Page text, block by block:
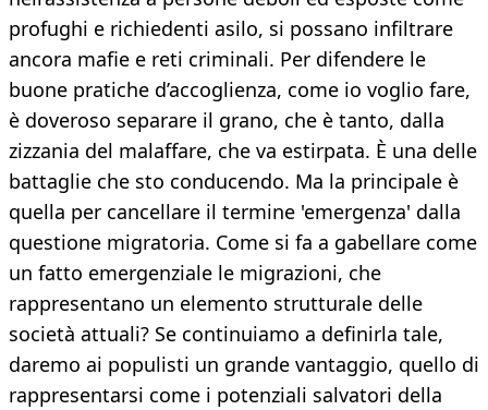
profughi e richiedenti asilo, si possano infiltrare
ancora mafie e reti criminali. Per difendere le
buone pratiche d’accoglienza, come io voglio fare,
è doveroso separare il grano, che è tanto, dalla
zizzania del malaffare, che va estirpata. È una delle
battaglie che sto conducendo. Ma la principale è
quella per cancellare il termine 'emergenza' dalla
questione migratoria. Come si fa a gabellare come
un fatto emergenziale le migrazioni, che
rappresentano un elemento strutturale delle
società attuali? Se continuiamo a definirla tale,
daremo ai populisti un grande vantaggio, quello di
rappresentarsi come i potenziali salvatori della